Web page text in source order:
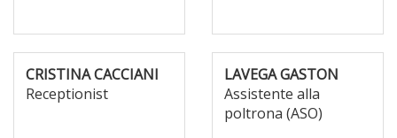
CRISTINA CACCIANI
Receptionist
LAVEGA GASTON
Assistente alla
poltrona (ASO)